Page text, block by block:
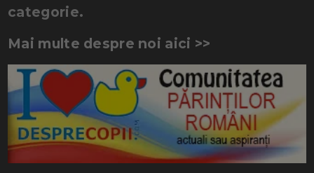
categorie.
Mai multe despre noi aici >>